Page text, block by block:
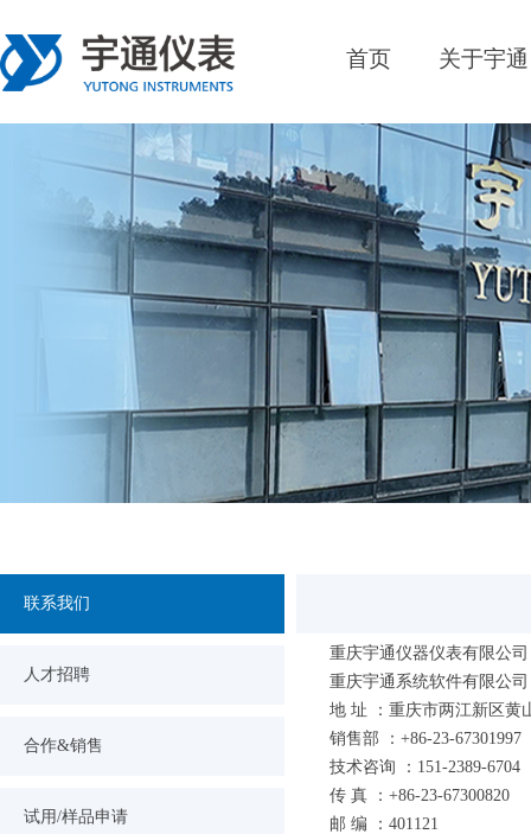
首页 关于宇通
联系我们
人才招聘
合作&销售
试用/样品申请
重庆宇通仪器仪表有限公司
重庆宇通系统软件有限公司
地 址 ：重庆市两江新区黄
销售部 ：+86-23-67301997
技术咨询 ：151-2389-6704
传 真 ：+86-23-67300820
邮 编 ：401121